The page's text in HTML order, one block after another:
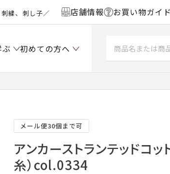
繍、刺し子／ 店舗情報 お買い物ガイド
ぶ 初めての方へ
メール便30個まで可
アンカーストランテッドコッ
糸）col.0334